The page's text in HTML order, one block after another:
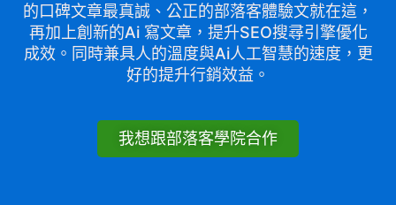
的口碑文章最真誠、公正的部落客體驗文就在這，
再加上創新的Ai 寫文章，提升SEO搜尋引擎優化
成效。同時兼具人的溫度與Ai人工智慧的速度，更
好的提升行銷效益。
我想跟部落客學院合作